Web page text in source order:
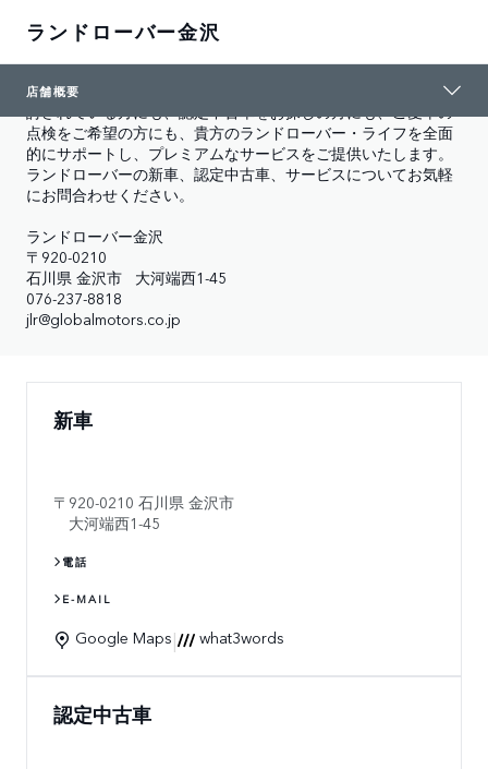
ランドローバー金沢
店舗概要
店舗概要
ランドローバー金沢では、ランドローバーの新車の購入をご検
討されている方にも、認定中古車をお探しの方にも、ご愛車の
点検をご希望の方にも、貴方のランドローバー・ライフを全面
的にサポートし、プレミアムなサービスをご提供いたします。
ランドローバーの新車、認定中古車、サービスについてお気軽
にお問合わせください。
ランドローバー金沢
〒920-0210
石川県 金沢市   大河端西1-45
076-237-8818
jlr@globalmotors.co.jp
新車
920-0210 石川県 金沢市
大河端西1-45
電話
E-MAIL
Google Maps| what3words
認定中古車